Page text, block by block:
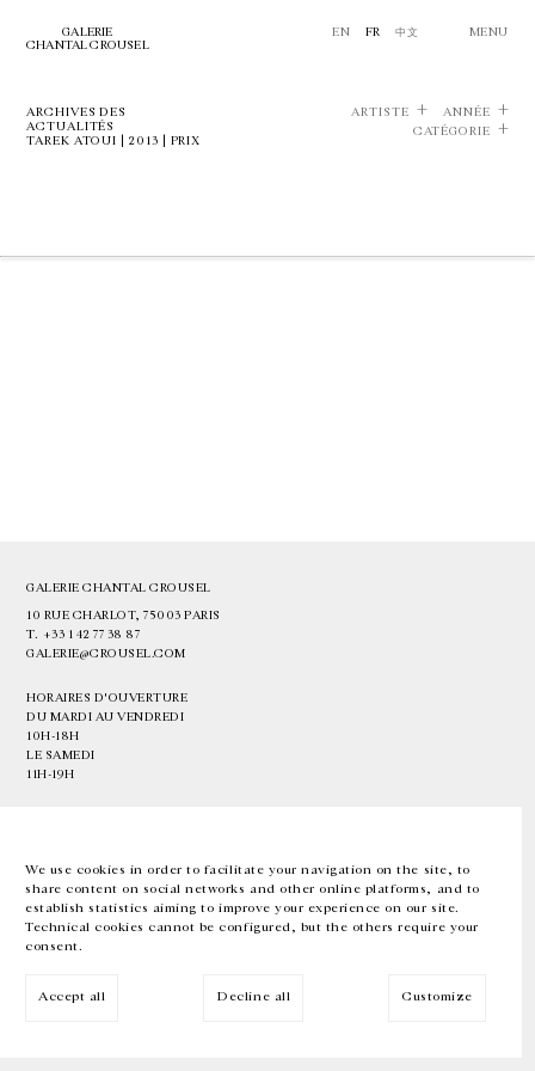
We use cookies in order to facilitate your navigation on the site, to
share content on social networks and other online platforms, and to
establish statistics aiming to improve your experience on our site.
Technical cookies cannot be configured, but the others require your
consent.
Accept all Decline all Customize
GALERIE
CHANTAL CROUSEL
EN FR 中文 MENU
ARCHIVES DES
ACTUALITÉS
TAREK ATOUI | 2013 | PRIX
ARTISTE
ANNÉE
CATÉGORIE
GALERIE CHANTAL CROUSEL
10 RUE CHARLOT, 75003 PARIS
T. +33 1 42 77 38 87
GALERIE@CROUSEL.COM
HORAIRES D'OUVERTURE
DU MARDI AU VENDREDI
10H-18H
LE SAMEDI
11H-19H
EN FR 中文 Facebook Instagram
Inscrivez-vous à notre newsletter